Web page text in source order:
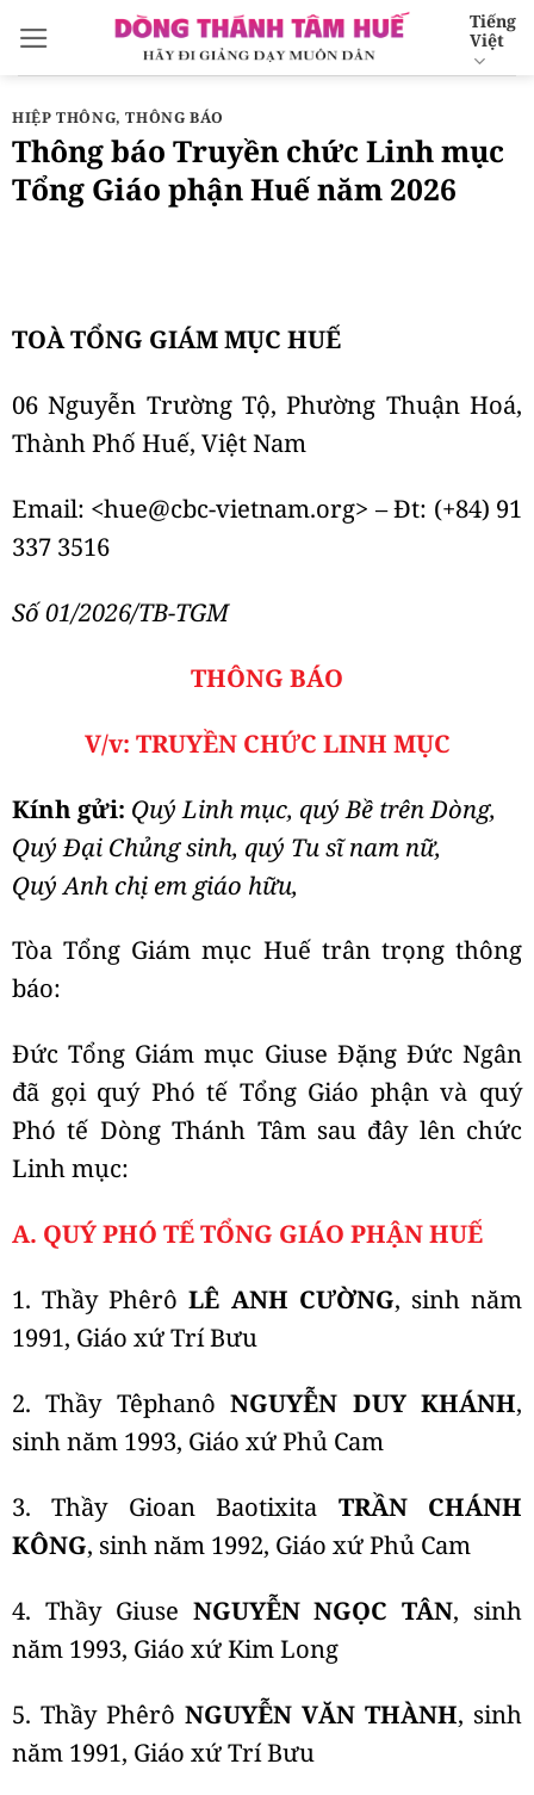
qua
nội
dung
Tiếng
Việt
HIỆP THÔNG,THÔNG BÁO
Thông báo Truyền chức Linh mục
Tổng Giáo phận Huế năm 2026
TOÀ TỔNG GIÁM MỤC HUẾ
06 Nguyễn Trường Tộ, Phường Thuận Hoá,
Thành Phố Huế, Việt Nam
Email: <hue@cbc-vietnam.org> – Đt: (+84) 91
337 3516
Số 01/2026/TB-TGM
THÔNG BÁO
V/v: TRUYỀN CHỨC LINH MỤC
Kính gửi: Quý Linh mục, quý Bề trên Dòng,
Quý Đại Chủng sinh, quý Tu sĩ nam nữ,
Quý Anh chị em giáo hữu,
Tòa Tổng Giám mục Huế trân trọng thông
báo:
Đức Tổng Giám mục Giuse Đặng Đức Ngân
đã gọi quý Phó tế Tổng Giáo phận và quý
Phó tế Dòng Thánh Tâm sau đây lên chức
Linh mục:
A. QUÝ PHÓ TẾ TỔNG GIÁO PHẬN HUẾ
1. Thầy PhêrôLÊ ANH CƯỜNG, sinh năm
1991, Giáo xứ Trí Bưu
2. Thầy TêphanôNGUYỄN DUY KHÁNH,
sinh năm 1993, Giáo xứ Phủ Cam
3. Thầy Gioan Baotixita TRẦN CHÁNH
KÔNG, sinh năm 1992, Giáo xứ Phủ Cam
4. Thầy Giuse NGUYỄN NGỌC TÂN, sinh
năm 1993, Giáo xứ Kim Long
5. Thầy Phêrô NGUYỄN VĂN THÀNH, sinh
năm 1991, Giáo xứ Trí Bưu